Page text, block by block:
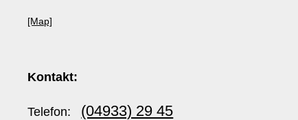
[Map]
Kontakt:
Telefon: (04933) 29 45